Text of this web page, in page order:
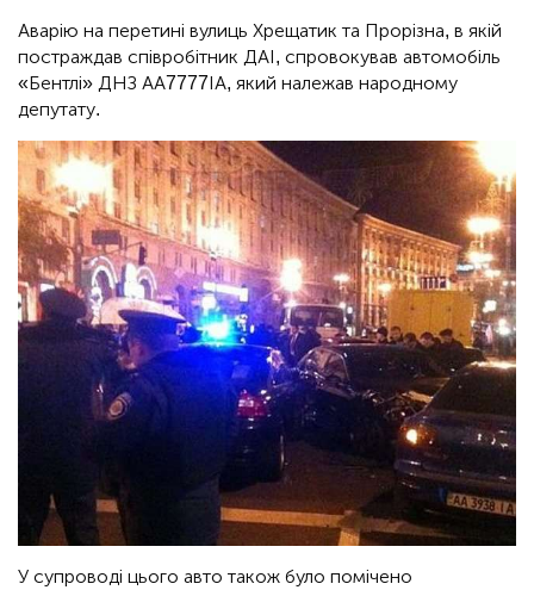
Аварію на перетині вулиць Хрещатик та Прорізна, в якій
постраждав співробітник ДАІ, спровокував автомобіль
«Бентлі» ДНЗ АА7777ІА, який належав народному
депутату.
У супроводі цього авто також було помічено